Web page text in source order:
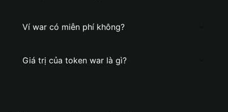
Ví war có miễn phí không?
Giá trị của token war là gì?